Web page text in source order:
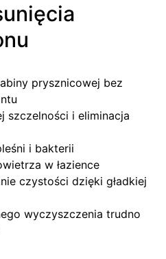
prysznicowej bez
szczelności i eliminacja
i bakterii
w łazience
czystości dzięki gładkiej
wyczyszczenia trudno